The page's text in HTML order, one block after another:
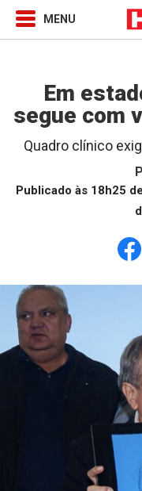
Em
segue com
Quadro clínico
Publicado às 18h25